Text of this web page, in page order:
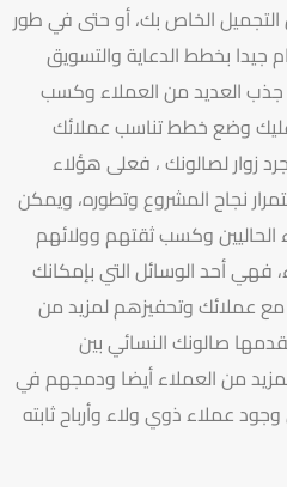
الخاص بك، أو حتى في طور
جيدا بخطط الدعاية والتسويق
جذب العديد من العملاء وكسب
وضع خطط تناسب عملائك
زوار لصالونك ، فعلى هؤلاء
نجاح المشروع وتطوره، ويمكن
وكسب ثقتهم وولائهم
فهي أحد الوسائل التي بإمكانك
عملائك وتحفيزهم لمزيد من
صالونك النسائي بين
من العملاء أيضا ودمجهم في
عملاء ذوي ولاء وأرباح ثابته